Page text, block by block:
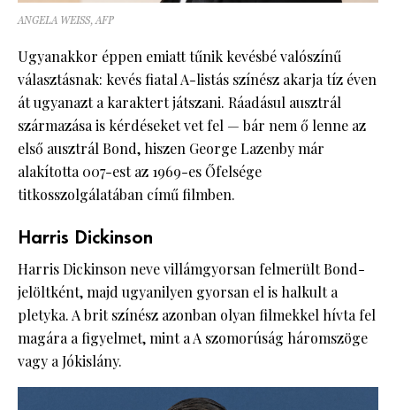
ANGELA WEISS, AFP
Ugyanakkor éppen emiatt tűnik kevésbé valószínű
választásnak: kevés fiatal A-listás színész akarja tíz éven
át ugyanazt a karaktert játszani. Ráadásul ausztrál
származása is kérdéseket vet fel — bár nem ő lenne az
első ausztrál Bond, hiszen George Lazenby már
alakította 007-est az 1969-es Őfelsége
titkosszolgálatában című filmben.
Harris Dickinson
Harris Dickinson neve villámgyorsan felmerült Bond-
jelöltként, majd ugyanilyen gyorsan el is halkult a
pletyka. A brit színész azonban olyan filmekkel hívta fel
magára a figyelmet, mint a A szomorúság háromszöge
vagy a Jókislány.